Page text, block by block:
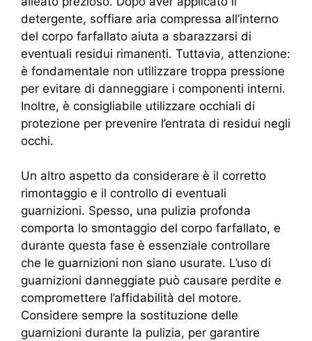
detergente, soffiare aria compressa all’interno
del corpo farfallato aiuta a sbarazzarsi di
eventuali residui rimanenti. Tuttavia, attenzione:
è fondamentale non utilizzare troppa pressione
per evitare di danneggiare i componenti interni.
Inoltre, è consigliabile utilizzare occhiali di
protezione per prevenire l’entrata di residui negli
occhi.
Un altro aspetto da considerare è il corretto
rimontaggio e il controllo di eventuali
guarnizioni. Spesso, una pulizia profonda
comporta lo smontaggio del corpo farfallato, e
durante questa fase è essenziale controllare
che le guarnizioni non siano usurate. L’uso di
guarnizioni danneggiate può causare perdite e
compromettere l’affidabilità del motore.
Considere sempre la sostituzione delle
guarnizioni durante la pulizia, per garantire